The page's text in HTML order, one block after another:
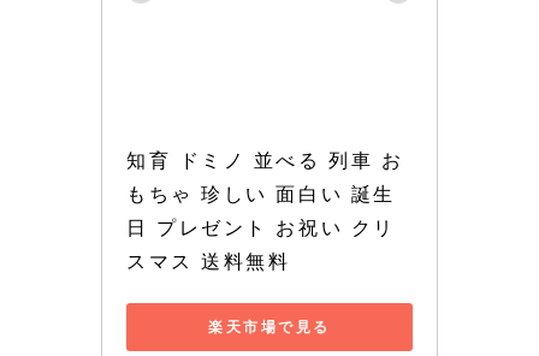
知育 ドミノ 並べる 列車 お
もちゃ 珍しい 面白い 誕生
日 プレゼント お祝い クリ
スマス 送料無料
楽天市場で見る